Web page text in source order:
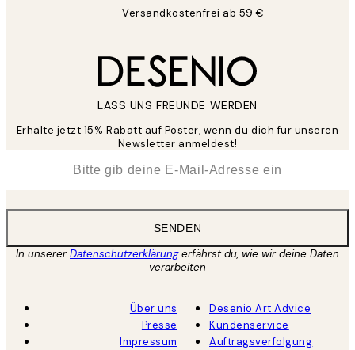
Versandkostenfrei ab 59 €
LASS UNS FREUNDE WERDEN
Erhalte jetzt 15% Rabatt auf Poster, wenn du dich für unseren
Newsletter anmeldest!
SENDEN
In unsererDatenschutzerklärungerfährst du, wie wir deine Daten
verarbeiten
Über uns
Presse
Impressum
Desenio Art Advice
Kundenservice
Auftragsverfolgung